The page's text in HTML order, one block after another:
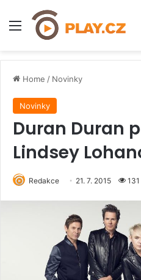
Menu
Home / Novinky
Novinky
Duran Duran
Lindsey
Redakce 21. 7. 2015 131